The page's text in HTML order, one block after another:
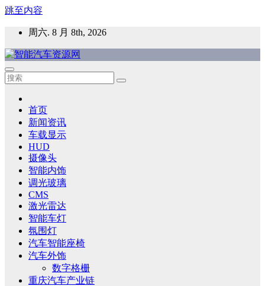
跳至内容
周六. 8 月 8th, 2026
智能汽车资源网
智能表面，智能内饰，新能源汽车，HMI，人车交互，智能车
首页
新闻资讯
车载显示
HUD
摄像头
智能内饰
调光玻璃
CMS
激光雷达
智能车灯
氛围灯
汽车智能座椅
汽车外饰
数字格栅
重庆汽车产业链